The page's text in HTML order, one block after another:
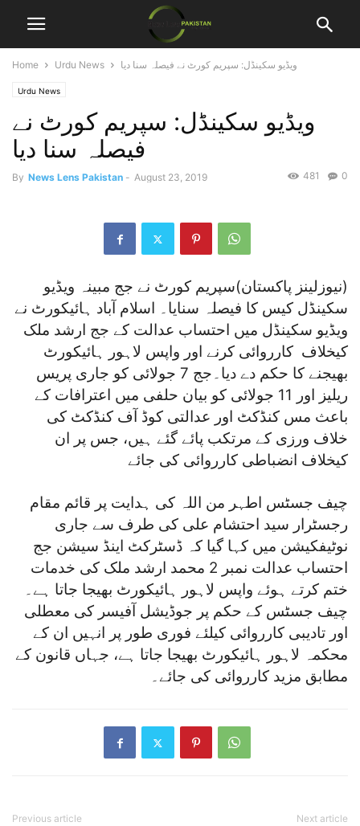
Home Urdu News ویڈیو سکینڈل: سپریم کورٹ نے فیصلہ سنا دیا
Urdu News
ویڈیو سکینڈل: سپریم کورٹ نے
فیصلہ سنا دیا
By News Lens Pakistan - August 23, 2019 0
481
(نیوزلینز پاکستان)سپریم کورٹ نے جج مبینہ ویڈیو
سکینڈل کیس کا فیصلہ سنایا۔ اسلام آباد ہائیکورٹ نے
ویڈیو سکینڈل میں احتساب عدالت کے جج ارشد ملک
کیخلاف کارروائی کرنے اور واپس لاہور ہائیکورٹ
بھیجنے کا حکم دے دیا۔جج 7 جولائی کو جاری پریس
ریلیز اور 11 جولائی کو بیان حلفی میں اعترافات کے
باعث مس کنڈکٹ اور عدالتی کوڈ آف کنڈکٹ کی
خلاف ورزی کے مرتکب پائے گئے ہیں، جس پر ان
کیخلاف انضباطی کارروائی کی جائے
چیف جسٹس اطہر من اللہ کی ہدایت پر قائم مقام
رجسٹرار سید احتشام علی کی طرف سے جاری
نوٹیفکیشن میں کہا گیا کہ ڈسٹرکٹ اینڈ سیشن جج
احتساب عدالت نمبر 2 محمد ارشد ملک کی خدمات
ختم کرتے ہوئے واپس لاہور ہائیکورٹ بھیجا جاتا ہے۔
چیف جسٹس کے حکم پر جوڈیشل آفیسر کی معطلی
اور تادیبی کارروائی کیلئے فوری طور پر انہیں ان کے
محکمہ لاہور ہائیکورٹ بھیجا جاتا ہے، جہاں قانون کے
مطابق مزید کارروائی کی جائے۔
Previous article Next article